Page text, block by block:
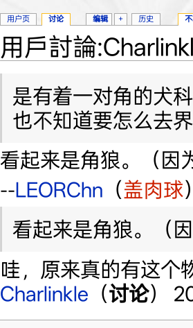
用戶討論
是有着一对角的犬
也不知道要怎么去
看起来是角狼。（因
--LEORChn （盖肉球
看起来是角狼。（
哇，原来真的有这个
Charlinkle （讨论）
用户页 讨论 编辑 + 历史